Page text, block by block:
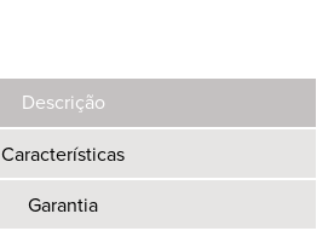
Descrição
Características
Garantia